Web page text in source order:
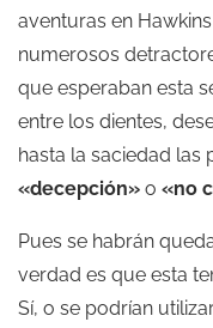
aventuras en
numerosos
que esperaban esta
entre los dientes,
hasta la saciedad las
«decepción» o «no
Pues se habrán
verdad es que esta
Sí, o se podrían